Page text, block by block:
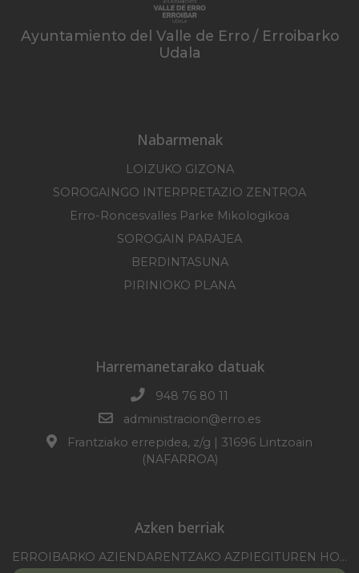
Ayuntamiento del Valle de Erro / Erroibarko
Udala
Nabarmenak
LOIZUKO GIZONA
SOROGAINGO INTERPRETAZIO ZENTROA
Erro-Roncesvalles Parke Mikologikoa
SOROGAIN PARAJEA
BERDINTASUNA
PIRINIOKO PLANA
Harremanetarako datuak
948 76 80 11
administracion@erro.es
Frantziako errepidea, z/g | 31696 Lintzoain
(NAFARROA)
Azken berriak
ERROIBARKO AZIENDARENTZAKO AZPIEGITUREN HOBEKUNTZA 2025-2026 KANPAINA